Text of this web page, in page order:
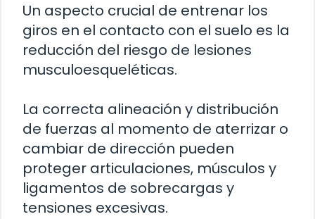
Un aspecto crucial de entrenar los
giros en el contacto con el suelo es la
reducción del riesgo de lesiones
musculoesqueléticas.
La correcta alineación y distribución
de fuerzas al momento de aterrizar o
cambiar de dirección pueden
proteger articulaciones, músculos y
ligamentos de sobrecargas y
tensiones excesivas.